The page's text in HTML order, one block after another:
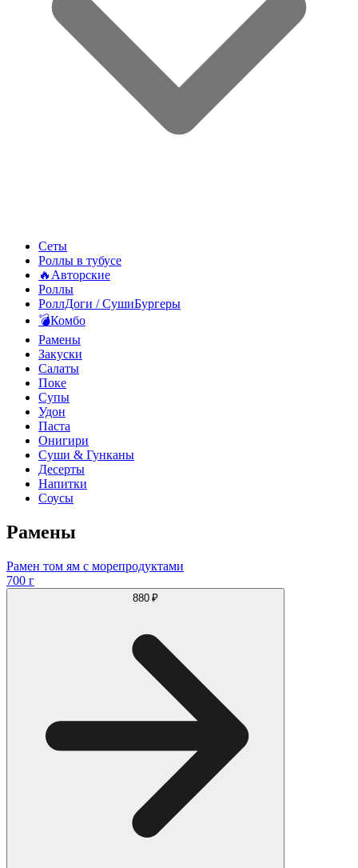
Сеты
Роллы в тубусе
🔥Авторские
Роллы
РоллДоги / СушиБургеры
💣Комбо
Рамены
Закуски
Салаты
Поке
Супы
Удон
Паста
Онигири
Суши & Гунканы
Десерты
Напитки
Соусы
Рамены
Рамен том ям с морепродуктами
700 г
880 ₽